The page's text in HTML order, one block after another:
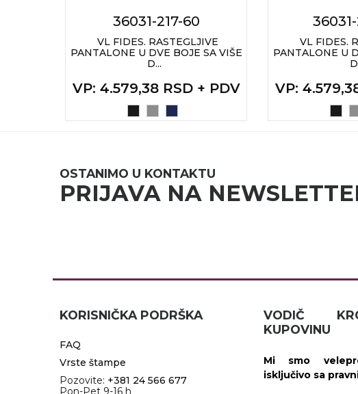
36031-217-60
VL FIDES. RASTEGLJIVE
PANTALONE U DVE BOJE SA VIŠE
D...
VP: 4.579,38 RSD + PDV
VL FIDES.
PANTALONE U
VP:
OSTANIMO U KONTAKTU
PRIJAVA NA
KORISNIČKA PODRŠKA
FAQ
Vrste štampe
Pozovite: +381 24 566 677
Pon-Pet 9-16 h
VODIČ
KUPOVINU
Mi smo
isključivo sa